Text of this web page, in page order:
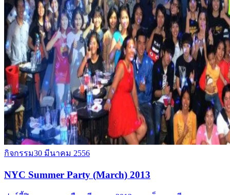
กิจกรรม30 มีนาคม 2556
NYC Summer Party (March) 2013